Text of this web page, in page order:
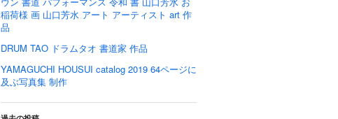
稲荷様 画 山口芳水 アート アーティスト art 作
品
DRUM TAO ドラムタオ 書道家 作品
YAMAGUCHI HOUSUI catalog 2019 64ページに
及ぶ写真集 制作